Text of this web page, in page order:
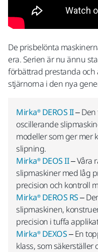
De prisbelönta
era. Serien är nu ännu
förbättrad prestanda
stjärnorna i den nya
Mirka® DEROS II– Den
oscillerande
modeller som ger mer
slipning.
Mirka® DEOS II– Våra
slipmaskiner med låg
precision och kontroll
Mirka® DEROS RS–
slipmaskinen,
precision i tuffa
Mirka® DEXOS– En
klass, som